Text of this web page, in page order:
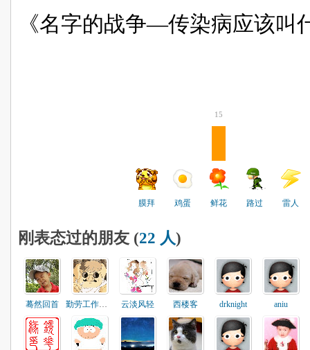
《名字的战争—传染病应该叫
膜拜 鸡蛋
15
鲜花 路过 雷人
刚表态过的朋友 (22 人)
蓦然回首 勤劳工作的猪 云淡风轻 西楼客 drknight aniu